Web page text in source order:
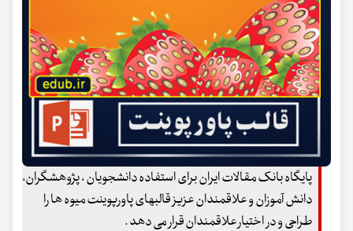
پایگاه بانک مقالات ایران برای استفاده دانشجویان ، پژوهشگران،
دانش آموزان و علاقمندان عزیز قالبهای پاورپوینت میوه ها را
طراحی و در اختیار علاقمندان قرار می دهد .